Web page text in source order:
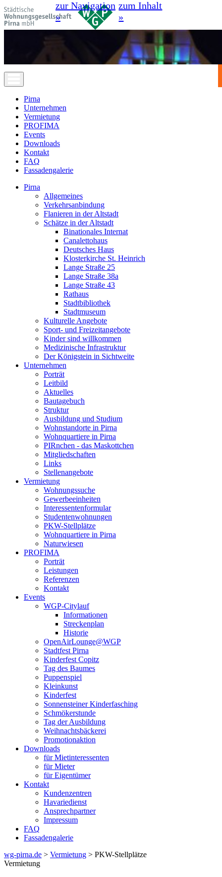
zur Navigation
»
zum Inhalt
»
Pirna
Unternehmen
Vermietung
PROFIMA
Events
Downloads
Kontakt
FAQ
Fassadengalerie
Pirna
Allgemeines
Verkehrsanbindung
Flanieren in der Altstadt
Schätze in der Altstadt
Binationales Internat
Canalettohaus
Deutsches Haus
Klosterkirche St. Heinrich
Lange Straße 25
Lange Straße 38a
Lange Straße 43
Rathaus
Stadtbibliothek
Stadtmuseum
Kulturelle Angebote
Sport- und Freizeitangebote
Kinder sind willkommen
Medizinische Infrastruktur
Der Königstein in Sichtweite
Unternehmen
Porträt
Leitbild
Aktuelles
Bautagebuch
Struktur
Ausbildung und Studium
Wohnstandorte in Pirna
Wohnquartiere in Pirna
PIRnchen - das Maskottchen
Mitgliedschaften
Links
Stellenangebote
Vermietung
Wohnungssuche
Gewerbeeinheiten
Interessentenformular
Studentenwohnungen
PKW-Stellplätze
Wohnquartiere in Pirna
Naturwiesen
PROFIMA
Porträt
Leistungen
Referenzen
Kontakt
Events
WGP-Citylauf
Informationen
Streckenplan
Historie
OpenAirLounge@WGP
Stadtfest Pirna
Kinderfest Copitz
Tag des Baumes
Puppenspiel
Kleinkunst
Kinderfest
Sonnensteiner Kinderfasching
Schmökerstunde
Tag der Ausbildung
Weihnachtsbäckerei
Promotionaktion
Downloads
für Mietinteressenten
für Mieter
für Eigentümer
Kontakt
Kundenzentren
Havariedienst
Ansprechpartner
Impressum
FAQ
Fassadengalerie
wg-pirna.de > Vermietung > PKW-Stellplätze
Vermietung